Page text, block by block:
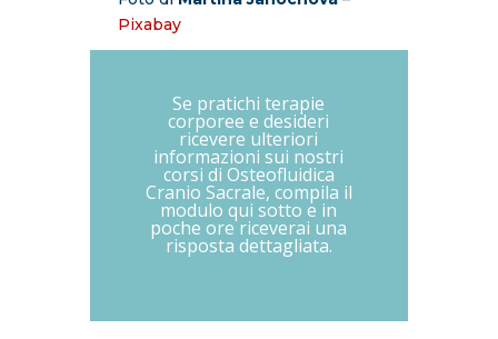
Pixabay
Se pratichi terapie
corporee e desideri
ricevere ulteriori
informazioni sui nostri
corsi di Osteofluidica
Cranio Sacrale, compila il
modulo qui sotto e in
poche ore riceverai una
risposta dettagliata.